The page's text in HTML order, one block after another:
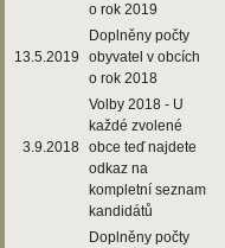
o rok 2019
13.5.2019
Doplněny počty
obyvatel v obcích
o rok 2018
3.9.2018
Volby 2018 - U
každé zvolené
obce teď najdete
odkaz na
kompletní seznam
kandidátů
Doplněny počty